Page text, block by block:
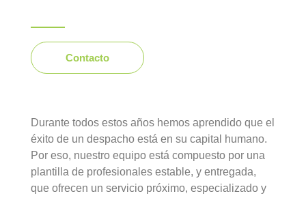
Contacto
Durante todos estos años hemos aprendido que el
éxito de un despacho está en su capital humano.
Por eso, nuestro equipo está compuesto por una
plantilla de profesionales estable, y entregada,
que ofrecen un servicio próximo, especializado y